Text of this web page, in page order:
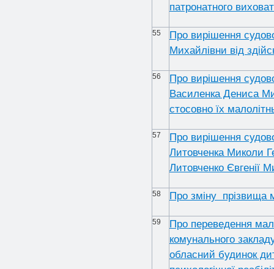
патронатного
55
Про вирішення
Михайлівни від
56
Про вирішення
Василенка Дениса
стосовно їх
57
Про вирішення
Литовченка Миколи
Литовченко Євгенії
58 Про зміну прізвища
59
Про переведення
комунального
обласний будинок